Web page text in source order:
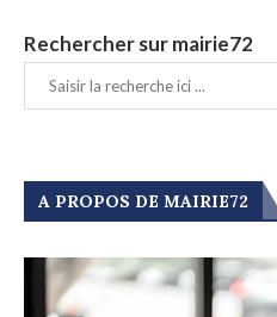
Rechercher sur mairie72
A PROPOS DE MAIRIE72